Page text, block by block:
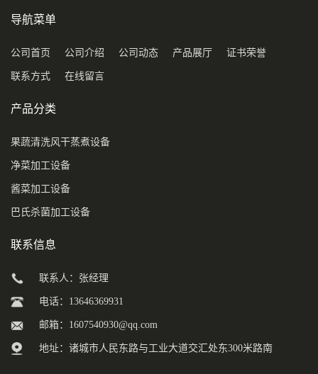
导航菜单
公司首页 公司介绍 公司动态 产品展厅 证书荣誉
联系方式 在线留言
产品分类
果蔬清洗风干蒸煮设备
净菜加工设备
酱菜加工设备
巴氏杀菌加工设备
联系信息
联系人：张经理
电话：13646369931
邮箱： 1607540930@qq.com
地址：诸城市人民东路与工业大道交汇处东300米路南